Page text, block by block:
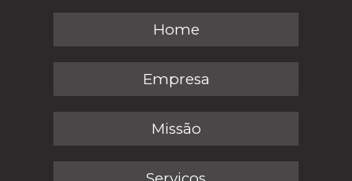
Home
Empresa
Missão